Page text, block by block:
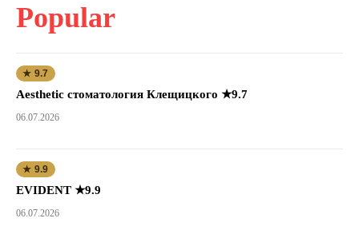
Popular
★ 9.7
Aesthetic стоматология Клещицкого ★9.7
06.07.2026
★ 9.9
EVIDENT ★9.9
06.07.2026